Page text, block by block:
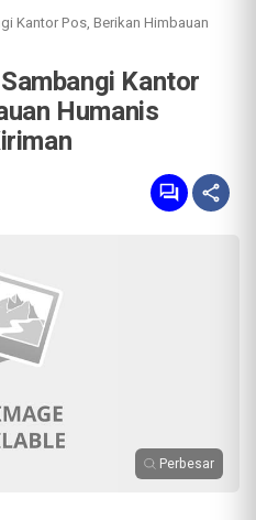
Kantor Pos, Berikan Himbauan
Kantor
Humanis
Perbesar